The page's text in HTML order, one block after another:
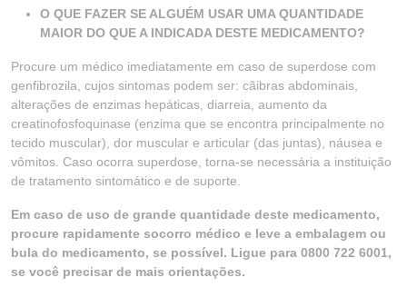
O QUE FAZER SE ALGUÉM USAR UMA QUANTIDADE
MAIOR DO QUE A INDICADA DESTE MEDICAMENTO?
Procure um médico imediatamente em caso de superdose com
genfibrozila, cujos sintomas podem ser: cãibras abdominais,
alterações de enzimas hepáticas, diarreia, aumento da
creatinofosfoquinase (enzima que se encontra principalmente no
tecido muscular), dor muscular e articular (das juntas), náusea e
vômitos. Caso ocorra superdose, torna-se necessária a instituição
de tratamento sintomático e de suporte.
Em caso de uso de grande quantidade deste medicamento,
procure rapidamente socorro médico e leve a embalagem ou
bula do medicamento, se possível. Ligue para 0800 722 6001,
se você precisar de mais orientações.